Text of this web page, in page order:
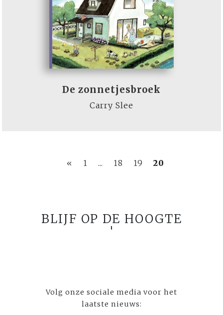
De zonnetjesbroek
Carry Slee
« 1 ... 18 19 20
BLIJF OP DE HOOGTE
Volg onze sociale media voor het
laatste nieuws: